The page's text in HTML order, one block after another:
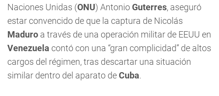
Naciones Unidas (ONU) AntonioGuterres, aseguró
estar convencido de que la captura de Nicolás
Maduro a través de una operación militar de EEUU en
Venezuela contó con una “gran complicidad” de altos
cargos del régimen, tras descartar una situación
similar dentro del aparato deCuba.